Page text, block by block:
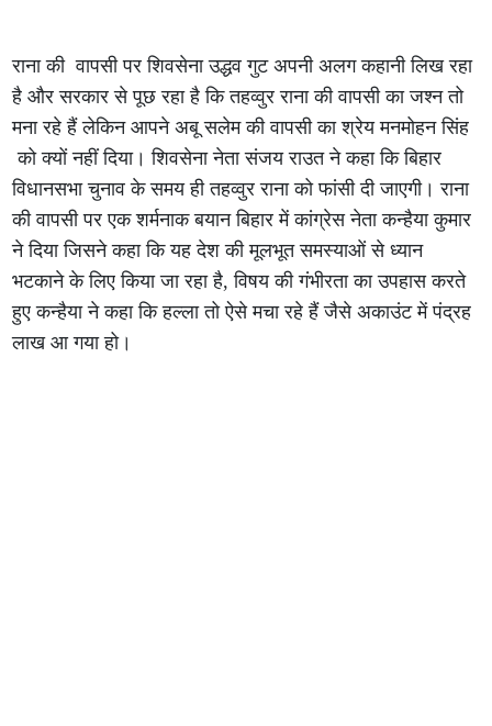
राना की वापसी पर शिवसेना उद्धव गुट अपनी अलग कहानी लिख रहा
है और सरकार से पूछ रहा है कि तहव्वुर राना की वापसी का जश्न तो
मना रहे हैं लेकिन आपने अबू सलेम की वापसी का श्रेय मनमोहन सिंह
को क्यों नहीं दिया। शिवसेना नेता संजय राउत ने कहा कि बिहार
विधानसभा चुनाव के समय ही तहव्वुर राना को फांसी दी जाएगी। राना
की वापसी पर एक शर्मनाक बयान बिहार में कांग्रेस नेता कन्हैया कुमार
ने दिया जिसने कहा कि यह देश की मूलभूत समस्याओं से ध्यान
भटकाने के लिए किया जा रहा है, विषय की गंभीरता का उपहास करते
हुए कन्हैया ने कहा कि हल्ला तो ऐसे मचा रहे हैं जैसे अकाउंट में पंद्रह
लाख आ गया हो।